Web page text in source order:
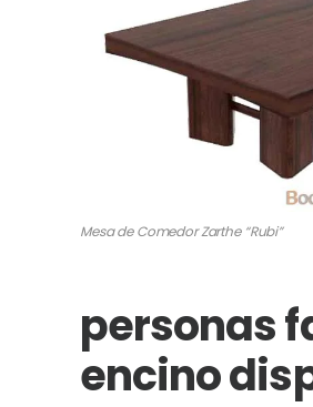
Mesa de Comedor Zarthe “Rubi”
personas
encino